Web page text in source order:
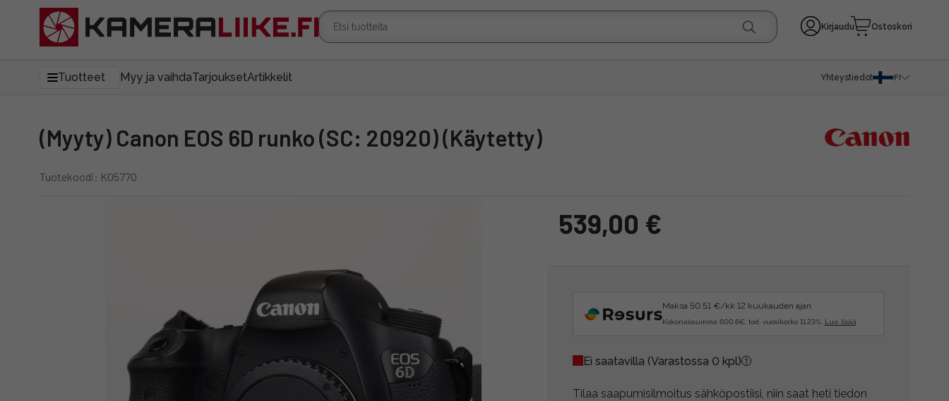
Kirjaudu Ostoskori
Tuotteet Myy ja vaihdaTarjouksetArtikkelit Yhteystiedot FI
(Myyty) Canon EOS 6D runko (SC: 20920) (Käytetty)
Tuotekoodi: K05770
539,00 €
Maksa 50.51 €/kk 12 kuukauden ajan.
Kokonaissumma 600.6€, tod. vuosikorko 11.23%. Lue lisää
Ei saatavilla (Varastossa 0 kpl)
Tilaa saapumisilmoitus sähköpostiisi, niin saat heti tiedon